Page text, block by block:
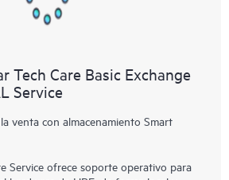
Tech Care Basic Exchange
Service
la venta con almacenamiento Smart
Service ofrece soporte operativo para